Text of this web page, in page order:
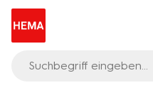
Suchbegriff eingeben...